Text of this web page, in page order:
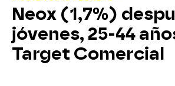
Neox (1,7%)
jóvenes, 25-44
Target Comercial